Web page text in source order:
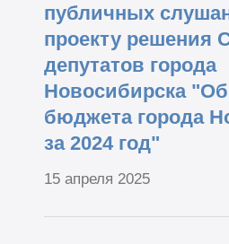
публичных
проекту решения
депутатов города
Новосибирска
бюджета города
за 2024 год"
15 апреля 2025